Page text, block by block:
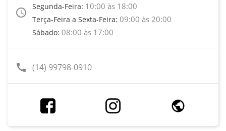
access_time
Segunda-Feira: 10:00 às 18:00
Terça-Feira a Sexta-Feira: 09:00 às 20:00
Sábado: 08:00 às 17:00
call (14) 99798-0910